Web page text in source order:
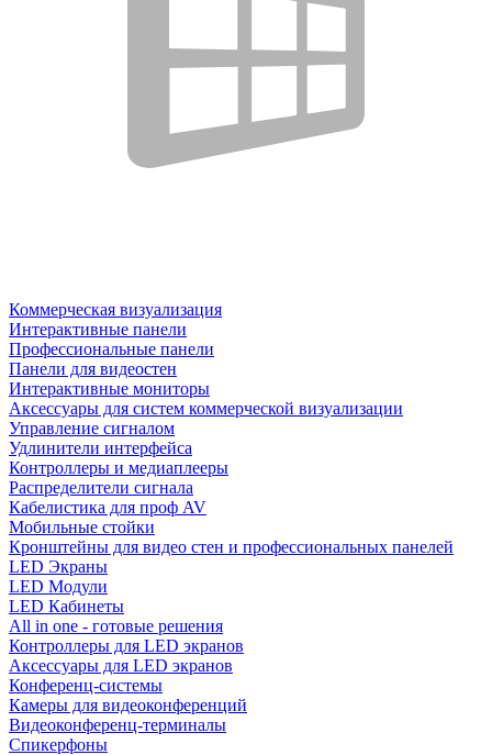
Коммерческая визуализация
Интерактивные панели
Профессиональные панели
Панели для видеостен
Интерактивные мониторы
Аксессуары для систем коммерческой визуализации
Управление сигналом
Удлинители интерфейса
Контроллеры и медиаплееры
Распределители сигнала
Кабелистика для проф AV
Мобильные стойки
Кронштейны для видео стен и профессиональных панелей
LED Экраны
LED Модули
LED Кабинеты
All in one - готовые решения
Контроллеры для LED экранов
Аксессуары для LED экранов
Конференц-системы
Камеры для видеоконференций
Видеоконференц-терминалы
Спикерфоны